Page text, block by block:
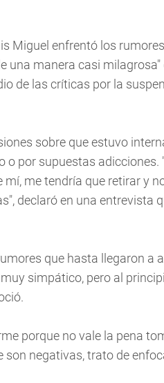
Miguel enfrentó los
una manera casi
de las críticas por la
sobre que estuvo
o por supuestas
mí, me tendría que retirar y
declaró en una entrevista
que hasta llegaron a
simpático, pero al
porque no vale la pena
negativas, trato de